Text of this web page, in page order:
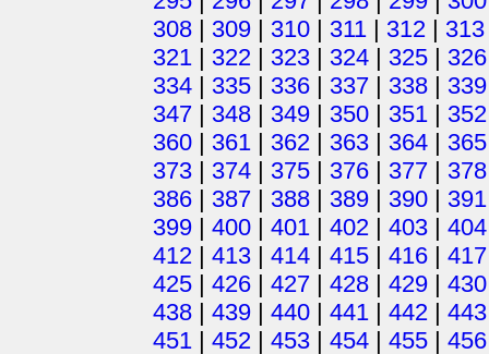
308 | 309 | 310 | 311 | 312 | 313
321 | 322 | 323 | 324 | 325 | 326
334 | 335 | 336 | 337 | 338 | 339
347 | 348 | 349 | 350 | 351 | 352
360 | 361 | 362 | 363 | 364 | 365
373 | 374 | 375 | 376 | 377 | 378
386 | 387 | 388 | 389 | 390 | 391
399 | 400 | 401 | 402 | 403 | 404
412 | 413 | 414 | 415 | 416 | 417
425 | 426 | 427 | 428 | 429 | 430
438 | 439 | 440 | 441 | 442 | 443
451 | 452 | 453 | 454 | 455 | 456